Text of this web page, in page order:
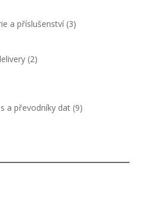
a příslušenství 33
22
a převodníky dat 99